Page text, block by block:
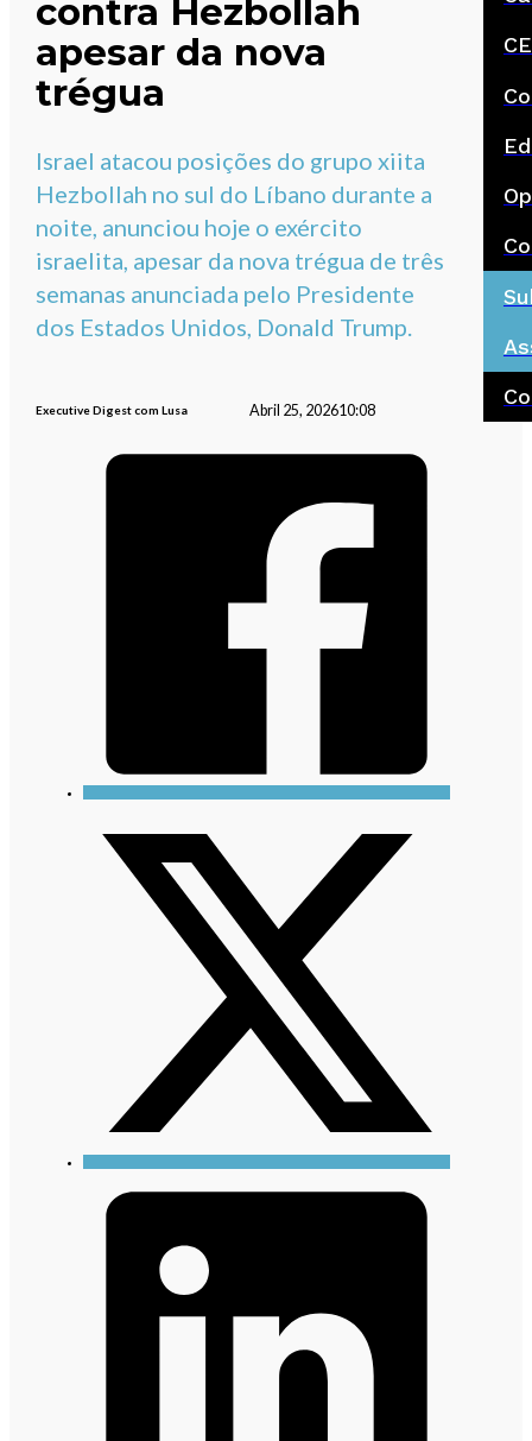
contra Hezbollah
apesar da nova
trégua
Israel atacou posições do grupo xiita
Hezbollah no sul do Líbano durante a
noite, anunciou hoje o exército
israelita, apesar da nova trégua de três
semanas anunciada pelo Presidente
dos Estados Unidos, Donald Trump.
Executive Digest com Lusa Abril 25, 202610:08